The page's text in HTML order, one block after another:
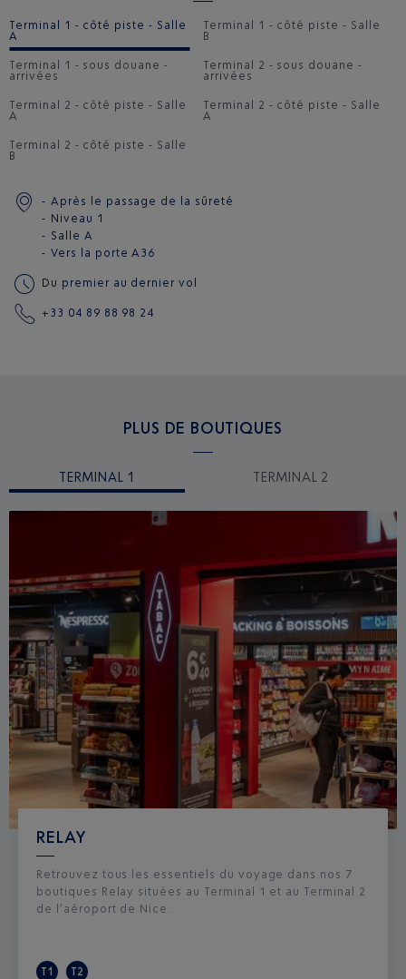
Terminal 1 - côté piste - Salle
A
Terminal 1 - côté piste - Salle
B
Terminal 1 - sous douane -
arrivées
Terminal 2 - sous douane -
arrivées
Terminal 2 - côté piste - Salle
A
Terminal 2 - côté piste - Salle
A
Terminal 2 - côté piste - Salle
B
Après le passage de la sûreté
Niveau 1
Salle A
Vers la porteA36
Du premier au dernier vol
+33 04 89 88 98 24
PLUS DE BOUTIQUES
TERMINAL 1 TERMINAL 2
RELAY
Retrouvez tous les essentiels du voyage dans nos 7
boutiques Relay situées au Terminal 1 et au Terminal 2
de l’aéroport de Nice.
T1 T2